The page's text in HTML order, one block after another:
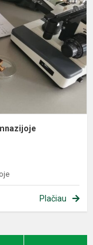
Plačiau